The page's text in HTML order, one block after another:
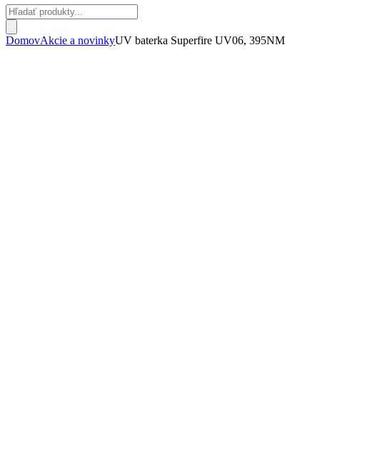
Products
search
DomovAkcie a novinkyUV baterka Superfire UV06, 395NM